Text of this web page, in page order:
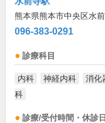
熊本県熊本市中央区水
096-383-0291
診療科目
内科 神経内科 消化
科
診療/受付時間・休診日